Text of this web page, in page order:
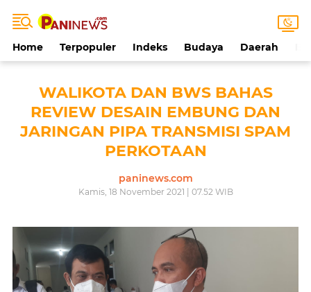
Home Terpopuler Indeks Budaya Daerah
WALIKOTA DAN BWS BAHAS
REVIEW DESAIN EMBUNG DAN
JARINGAN PIPA TRANSMISI SPAM
PERKOTAAN
paninews.com
Kamis, 18 November 2021 | 07.52 WIB